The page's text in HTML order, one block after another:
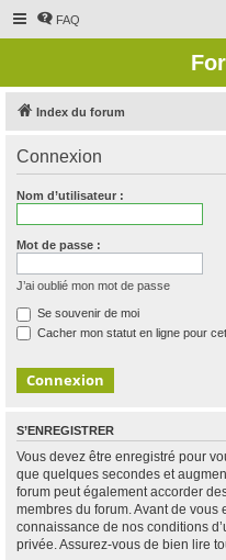
FAQ
Index du forum
Connexion
Nom d’utilisateur :
Mot de passe :
J’ai oublié mon mot de passe
Se souvenir de moi
Cacher mon statut en ligne pour
S’ENREGISTRER
Vous devez être enregistré pour
que quelques secondes et
forum peut également accorder
membres du forum. Avant de vous
connaissance de nos conditions
privée. Assurez-vous de bien lire